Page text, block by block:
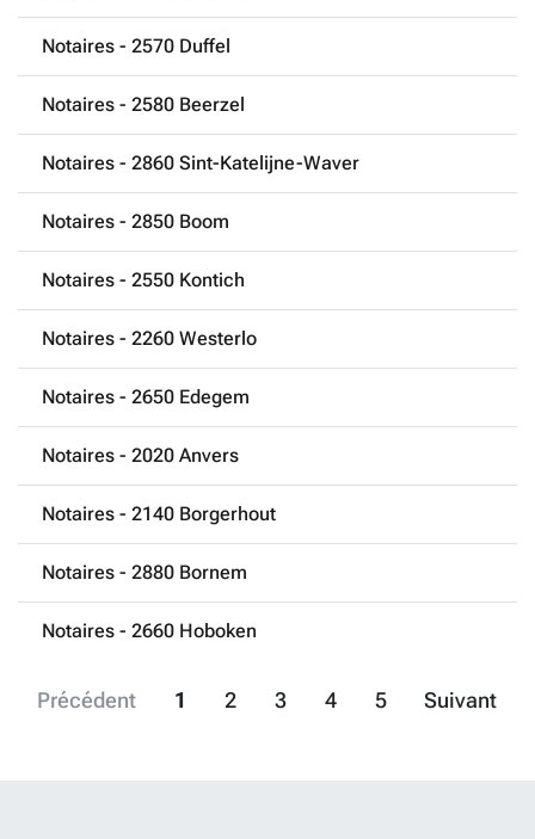
Notaires - 2570 Duffel
Notaires - 2580 Beerzel
Notaires - 2860 Sint-Katelijne-Waver
Notaires - 2850 Boom
Notaires - 2550 Kontich
Notaires - 2260 Westerlo
Notaires - 2650 Edegem
Notaires - 2020 Anvers
Notaires - 2140 Borgerhout
Notaires - 2880 Bornem
Notaires - 2660 Hoboken
Précédent 1 2 3 4 5 Suivant